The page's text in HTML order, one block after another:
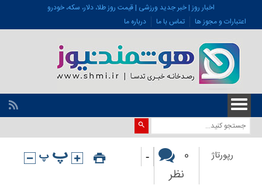
اخبار روز | خبر جدید ورزشی | قیمت روز طلا، دلار، سکه، خودرو
اعتبارات و مجوز ها
تماس با ما درباره ما
رپورتاژ
0
نظر
-